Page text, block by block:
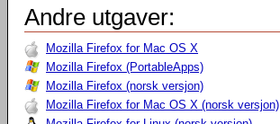
Andre utgaver:
Mozilla Firefox for Mac OS X
Mozilla Firefox (PortableApps)
Mozilla Firefox (norsk versjon)
Mozilla Firefox for Mac OS X (norsk versjon)